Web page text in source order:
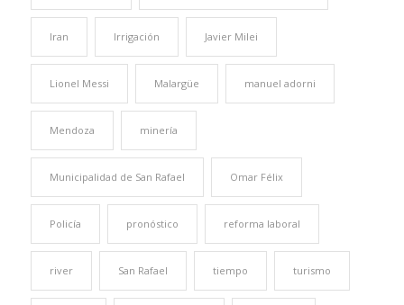
Iran Irrigación Javier Milei
Lionel Messi Malargüe manuel adorni
Mendoza minería
Municipalidad de San Rafael Omar Félix
Policía pronóstico reforma laboral
river San Rafael tiempo turismo